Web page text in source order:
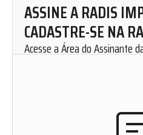
ASSINE A RADIS
CADASTRE-SE NA
Acesse a Área do Assinante
ACESSAR ÁREA DO ASSINANTE